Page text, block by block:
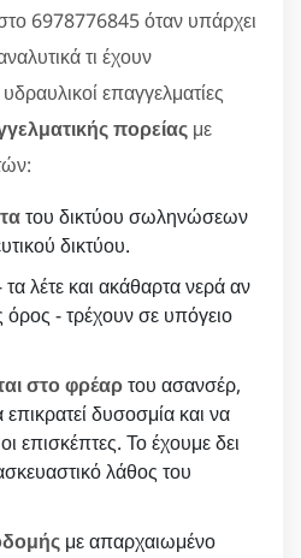
6978776845 όταν υπάρχει
τι έχουν
επαγγελματίες
πορείας με
του δικτύου σωληνώσεων
δικτύου.
λέτε και ακάθαρτα νερά αν
όρος - τρέχουν σε υπόγειο
στο φρέαρτου ασανσέρ,
δυσοσμία και να
επισκέπτες. Το έχουμε δει
λάθος του
με απαρχαιωμένο